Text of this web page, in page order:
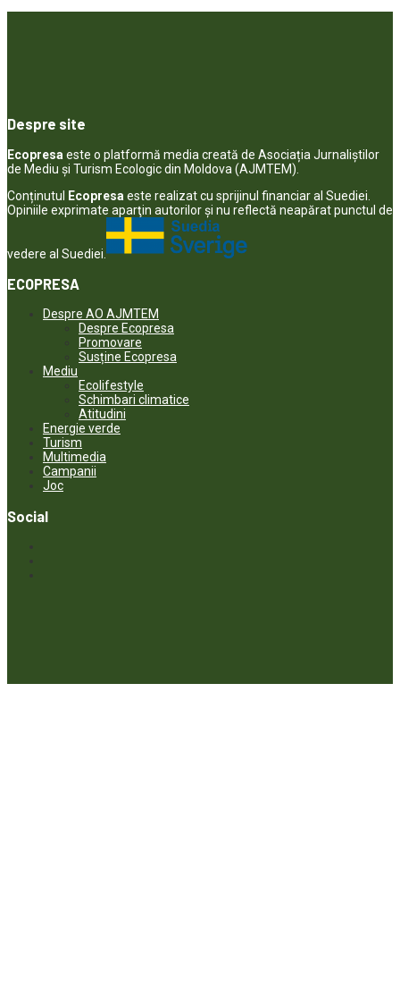
Despre site
Ecopresa este o platformă media creată de Asociația Jurnaliștilor
de Mediu și Turism Ecologic din Moldova (AJMTEM).
Conținutul Ecopresa este realizat cu sprijinul financiar al Suediei.
Opiniile exprimate aparţin autorilor şi nu reflectă neapărat punctul de
vedere al Suediei.
ECOPRESA
Despre AO AJMTEM
Despre Ecopresa
Promovare
Susține Ecopresa
Mediu
Ecolifestyle
Schimbari climatice
Atitudini
Energie verde
Turism
Multimedia
Campanii
Joc
Social